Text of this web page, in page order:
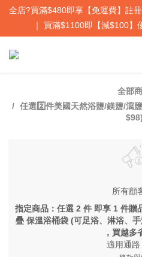
全部
任選2️⃣件美國天然浴鹽/鎂鹽/瀉
$98)
所有顧
指定商品：任選 2 件 即享 1 件贈
疊 保溫浴桶袋 (可足浴、淋浴、
，買越多
適用通路
全店?買滿$480即享【免運費】註
｜ 買滿$1100即【減$100】